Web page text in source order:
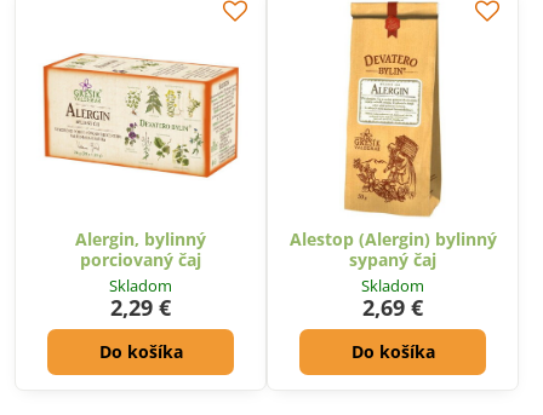
Alergin, bylinný
porciovaný čaj
Skladom
2,29 €
Do košíka
Alestop (Alergin) bylinný
sypaný čaj
Skladom
2,69 €
Do košíka